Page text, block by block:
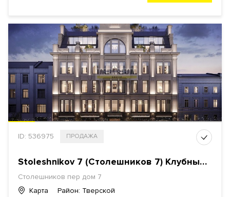
ID: 536975 ПРОДАЖА
Stoleshnikov 7 (Столешников 7) Клубный дом
Столешников пер дом 7
Карта
Район: Тверской